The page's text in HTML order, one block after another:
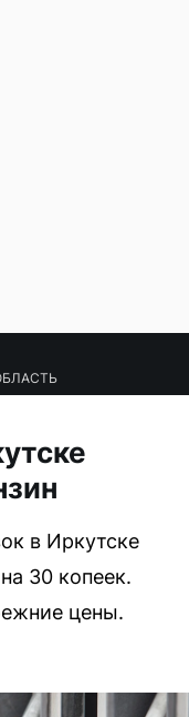
в Иркутске
30 копеек.
цены.